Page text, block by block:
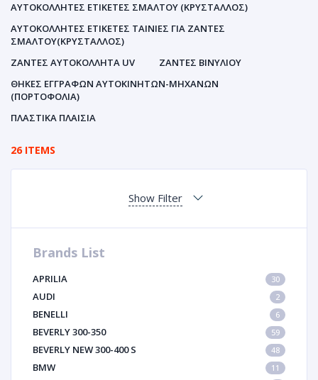
ΑΥΤΟΚΌΛΛΗΤΕΣ ΕΤΙΚΈΤΕΣ ΣΜΆΛΤΟΥ (ΚΡΥΣΤΑΛΛΟΣ)
ΑΥΤΟΚΌΛΛΗΤΕΣ ΕΤΙΚΈΤΕΣ ΤΑΙΝΊΕΣ ΓΙΑ ΖΆΝΤΕΣ
ΣΜΆΛΤΟΥ(ΚΡΎΣΤΑΛΛΟΣ)
ΖΆΝΤΕΣ ΑΥΤΟΚΌΛΛΗΤΑ UV
ΖΆΝΤΕΣ ΒΙΝΥΛΊΟΥ
ΘΉΚΕΣ ΕΓΓΡΆΦΩΝ ΑΥΤΟΚΙΝΗΤΩΝ-ΜΗΧΑΝΩΝ
(ΠΟΡΤΟΦΌΛΙΑ)
ΠΛΑΣΤΙΚΆ ΠΛΑΊΣΙΑ
26 ITEMS
Show Filter
Brands List
APRILIA 30
AUDI 2
BENELLI 6
BEVERLY 300-350 59
BEVERLY NEW 300-400 S 48
BMW 11